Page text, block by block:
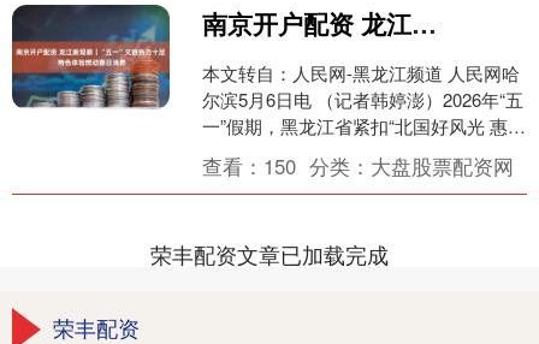
南京开户配资 龙江新观察｜“五一”文旅热力十足 特色体验燃动春日消费
本文转自：人民网-黑龙江频道 人民网哈
尔滨5月6日电 （记者韩婷澎）2026年“五
一”假期，黑龙江省紧扣“北国好风光 惠聚
黑龙江”主题，交出了一份亮眼的成绩
单。....
查看： 150 分类： 大盘股票配资网
荣丰配资文章已加载完成
荣丰配资